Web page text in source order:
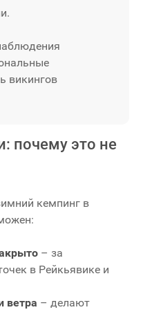
викингов
почему это не
кемпинг в
– за
в Рейкьявике и
ветра – делают